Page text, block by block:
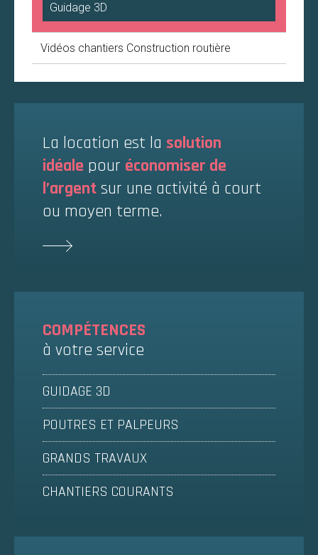
Guidage 3D
Vidéos chantiers Construction routière
La location est la solution
idéale pour économiser de
l’argent sur une activité à court
ou moyen terme.
COMPÉTENCES
à votre service
GUIDAGE 3D
POUTRES ET PALPEURS
GRANDS TRAVAUX
CHANTIERS COURANTS